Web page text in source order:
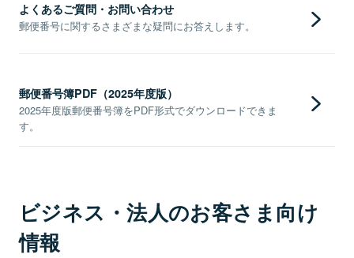
よくあるご質問・お問い合わせ
郵便番号に関するさまざまな疑問にお答えします。
郵便番号簿PDF（2025年度版）
2025年度版郵便番号簿をPDF形式でダウンロードできま
す。
ビジネス・法人のお客さま向け
情報